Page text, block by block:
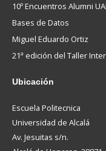
10º Encuentros Alumni
Bases de Datos
Miguel Eduardo Ortiz
21ª edición del Taller
Ubicación
Escuela Politecnica
Universidad de Alcalá
Av. Jesuitas s/n.